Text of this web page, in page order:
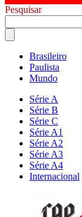
Pesquisar
Brasileiro
Paulista
Mundo
Série A
Série B
Série C
Série A1
Série A2
Série A3
Série A4
Internacional